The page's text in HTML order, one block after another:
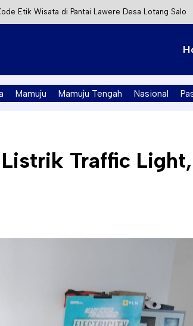
Etik Wisata di Pantai Lawere Desa Lotang Salo
Satu Lagi Kabur ke Kalimantan
Kejanggalan Kasus Tambang Emas Ilegal
Mamuju Mamuju Tengah Nasional
Traffic Light,